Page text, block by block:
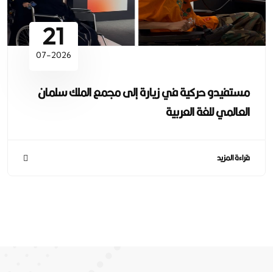
21
07-2026
مستفيدو حركية في زيارة إلى مجمع الملك سلمان
العالمي للغة العربية
قراءة المزيد